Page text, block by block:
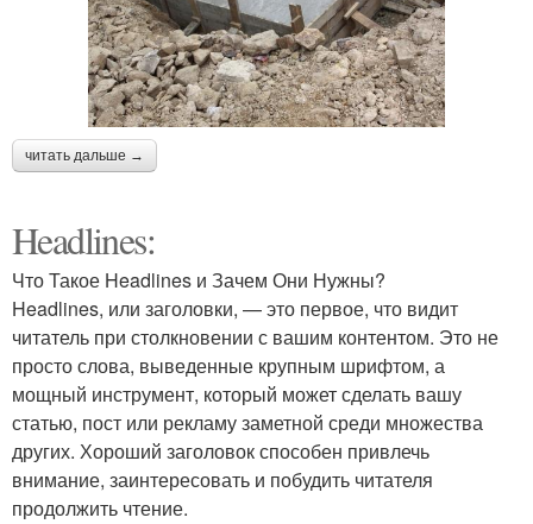
читать дальше →
Headlines:
Что Такое Headlines и Зачем Они Нужны?
Headlines, или заголовки, — это первое, что видит
читатель при столкновении с вашим контентом. Это не
просто слова, выведенные крупным шрифтом, а
мощный инструмент, который может сделать вашу
статью, пост или рекламу заметной среди множества
других. Хороший заголовок способен привлечь
внимание, заинтересовать и побудить читателя
продолжить чтение.